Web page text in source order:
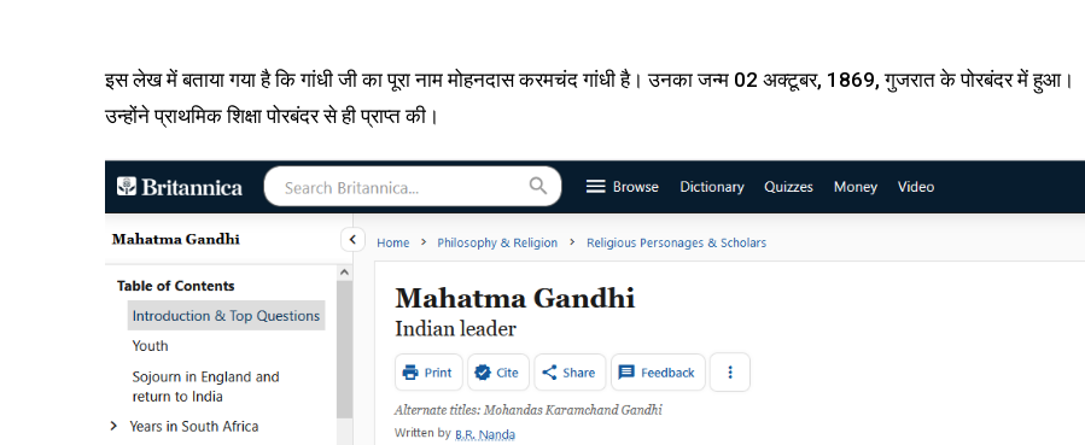
इस लेख में बताया गया है कि गांधी जी का पूरा नाम मोहनदास करमचंद गांधी है। उनका जन्म 02 अक्टूबर, 1869, गुजरात के पोरबंदर में हुआ।
उन्होंने प्राथमिक शिक्षा पोरबंदर से ही प्राप्त की।